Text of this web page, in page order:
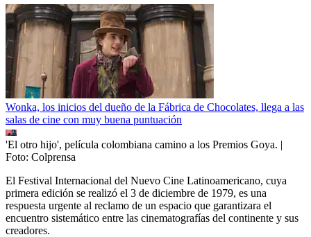
Wonka, los inicios del dueño de la Fábrica de Chocolates, llega a las
salas de cine con muy buena puntuación
'El otro hijo', película colombiana camino a los Premios Goya. |
Foto: Colprensa
El Festival Internacional del Nuevo Cine Latinoamericano, cuya
primera edición se realizó el 3 de diciembre de 1979, es una
respuesta urgente al reclamo de un espacio que garantizara el
encuentro sistemático entre las cinematografías del continente y sus
creadores.